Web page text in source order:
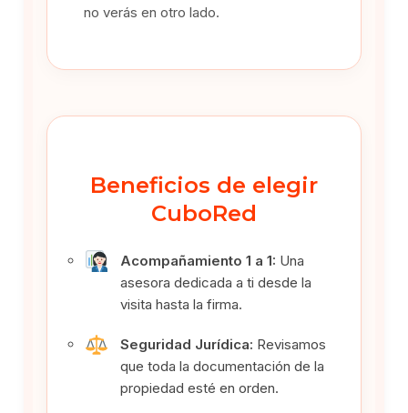
no verás en otro lado.
Beneficios de elegir
CuboRed
Acompañamiento 1 a 1: Una
asesora dedicada a ti desde la
visita hasta la firma.
Seguridad Jurídica: Revisamos
que toda la documentación de la
propiedad esté en orden.